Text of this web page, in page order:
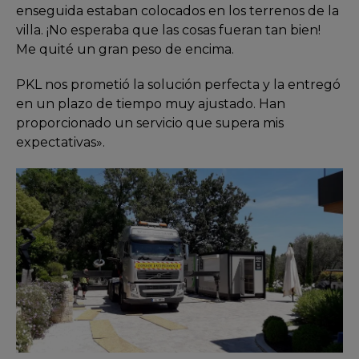
enseguida estaban colocados en los terrenos de la
villa. ¡No esperaba que las cosas fueran tan bien!
Me quité un gran peso de encima.
PKL nos prometió la solución perfecta y la entregó
en un plazo de tiempo muy ajustado. Han
proporcionado un servicio que supera mis
expectativas».